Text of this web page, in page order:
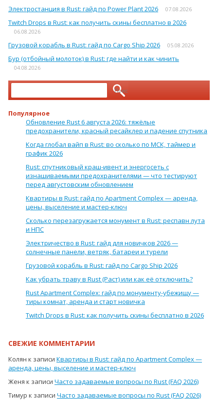
Электростанция в Rust: гайд по Power Plant 2026 07.08.2026
Twitch Drops в Rust: как получить скины бесплатно в 2026
06.08.2026
Грузовой корабль в Rust: гайд по Cargo Ship 2026 05.08.2026
Бур (отбойный молоток) в Rust: где найти и как чинить
04.08.2026
Найти:
Популярное
Обновление Rust 6 августа 2026: тяжёлые
предохранители, красный ресайклер и падение спутника
Когда глобал вайп в Rust: во сколько по МСК, таймер и
график 2026
Rust: спутниковый краш-ивент и энергосеть с
изнашиваемыми предохранителями — что тестируют
перед августовским обновлением
Квартиры в Rust: гайд по Apartment Complex — аренда,
цены, выселение и мастер-ключ
Сколько перезагружается монумент в Rust: респавн лута
и НПС
Электричество в Rust: гайд для новичков 2026 —
солнечные панели, ветряк, батареи и турели
Грузовой корабль в Rust: гайд по Cargo Ship 2026
Как убрать траву в Rust (Раст) или как её отключить?
Rust Apartment Complex: гайд по монументу-убежищу —
тиры комнат, аренда и старт новичка
Twitch Drops в Rust: как получить скины бесплатно в 2026
СВЕЖИЕ КОММЕНТАРИИ
Колян к записи Квартиры в Rust: гайд по Apartment Complex —
аренда, цены, выселение и мастер-ключ
Женя к записи Часто задаваемые вопросы по Rust (FAQ 2026)
Тимур к записи Часто задаваемые вопросы по Rust (FAQ 2026)